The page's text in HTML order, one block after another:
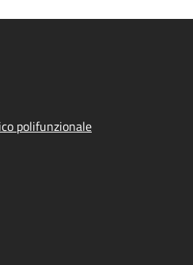
polifunzionale